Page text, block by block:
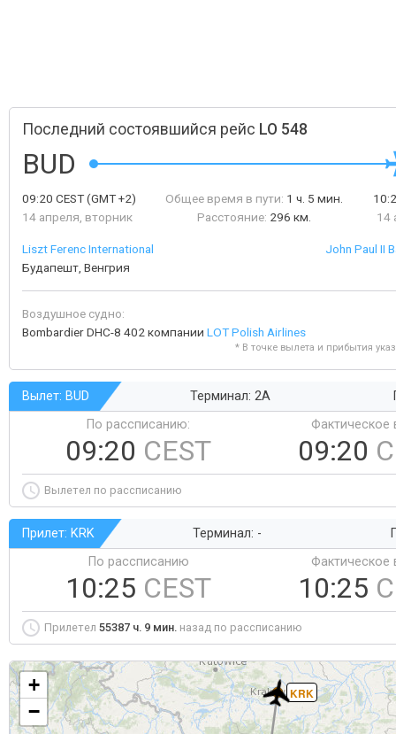
Последний состоявшийся рейс LO 548
BUD
09:20 CEST(GMT +2)
14 апреля, вторник
Общее время в пути: 1 ч. 5 мин.
Расстояние: 296 км.
14
Liszt Ferenc International
Будапешт, Венгрия
John Paul II
Воздушное судно:
Bombardier DHC-8 402 компании LOT Polish Airlines
* В точке вылета и прибытия
Вылет: BUD Терминал: 2A
По рассписанию:
09:20 CEST
Фактическое
09:20
Вылетел по рассписанию
Прилет: KRK Терминал: -
По рассписанию
10:25 CEST
Фактическое
10:25
Прилетел 55387 ч. 9 мин. назад по рассписанию
KRK
+
−